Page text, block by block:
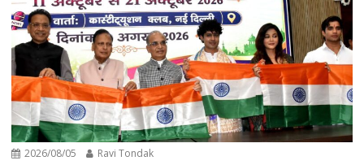
2026/08/05 Ravi Tondak